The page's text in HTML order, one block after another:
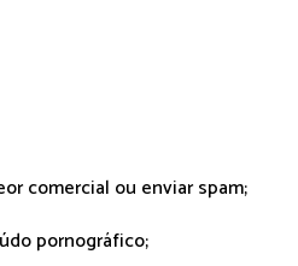
comercial ou enviar spam;
pornográfico;